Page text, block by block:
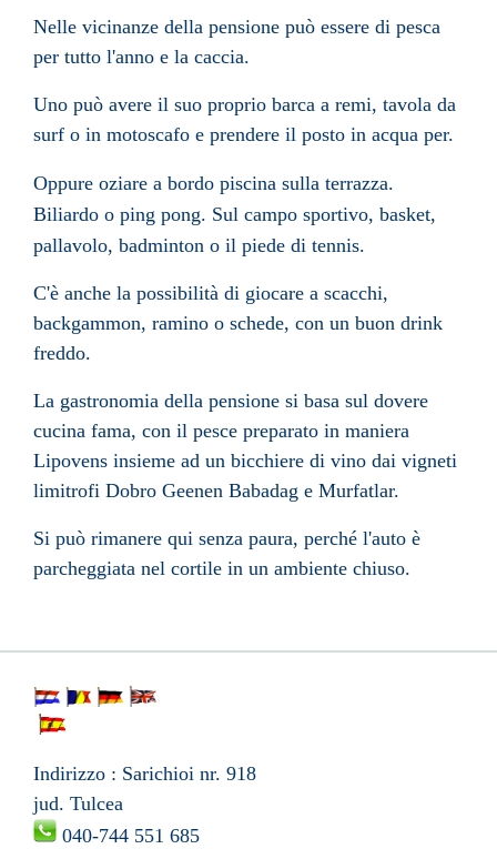
Nelle vicinanze della pensione può essere di pesca
per tutto l'anno e la caccia.
Uno può avere il suo proprio barca a remi, tavola da
surf o in motoscafo e prendere il posto in acqua per.
Oppure oziare a bordo piscina sulla terrazza.
Biliardo o ping pong. Sul campo sportivo, basket,
pallavolo, badminton o il piede di tennis.
C'è anche la possibilità di giocare a scacchi,
backgammon, ramino o schede, con un buon drink
freddo.
La gastronomia della pensione si basa sul dovere
cucina fama, con il pesce preparato in maniera
Lipovens insieme ad un bicchiere di vino dai vigneti
limitrofi Dobro Geenen Babadag e Murfatlar.
Si può rimanere qui senza paura, perché l'auto è
parcheggiata nel cortile in un ambiente chiuso.
Indirizzo : Sarichioi nr. 918
jud. Tulcea
040-744 551 685